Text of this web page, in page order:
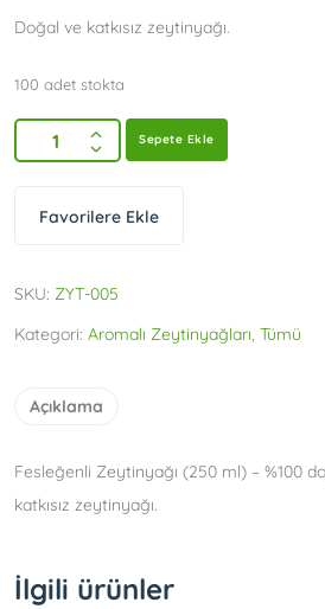
Doğal ve katkısız zeytinyağı.
100 adet stokta
Sepete Ekle
Favorilere Ekle
SKU: ZYT-005
Kategori: Aromalı Zeytinyağları, Tümü
Açıklama
Fesleğenli Zeytinyağı (250 ml) – %100
katkısız zeytinyağı.
İlgili ürünler